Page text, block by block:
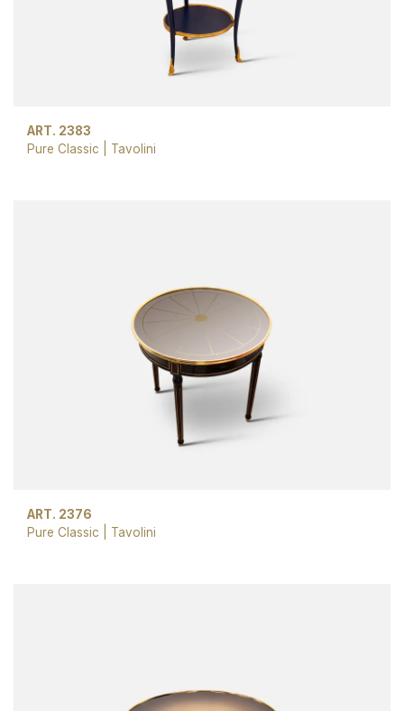
ART. 2383
Pure Classic
Tavolini
ART. 2376
Pure Classic
Tavolini